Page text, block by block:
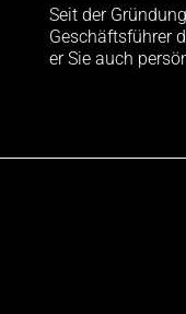
Seit der
Geschäftsführer
er Sie auch